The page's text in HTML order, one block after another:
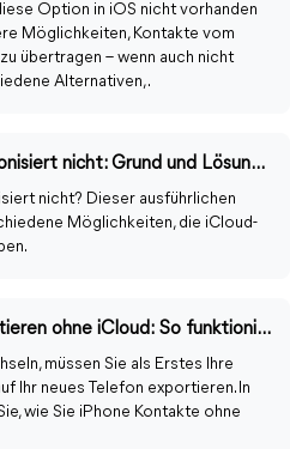
Option in iOS nicht vorhanden
Möglichkeiten, Kontakte vom
übertragen – wenn auch nicht
Alternativen,.
iCloud-Kalender synchronisiert nicht: Grund und Lösungen
nicht? Dieser ausführlichen
Möglichkeiten, die iCloud-
iPhone-Kontakte exportieren ohne iCloud: So funktioniert es
müssen Sie als Erstes Ihre
Ihr neues Telefon exportieren. In
wie Sie iPhone Kontakte ohne